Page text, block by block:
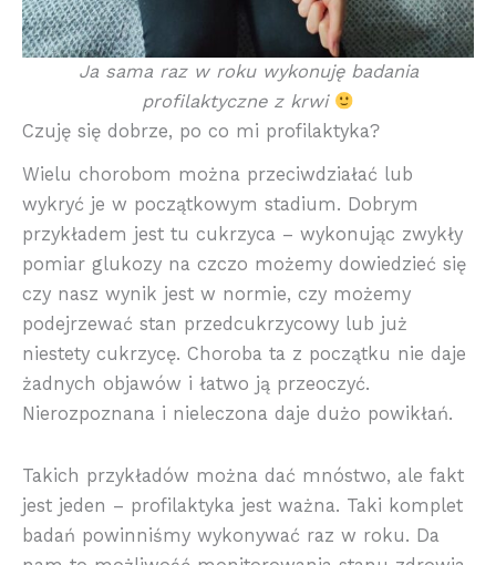
Ja sama raz w roku wykonuję badania
profilaktyczne z krwi
Czuję się dobrze, po co mi profilaktyka?
Wielu chorobom można przeciwdziałać lub
wykryć je w początkowym stadium. Dobrym
przykładem jest tu cukrzyca – wykonując zwykły
pomiar glukozy na czczo możemy dowiedzieć się
czy nasz wynik jest w normie, czy możemy
podejrzewać stan przedcukrzycowy lub już
niestety cukrzycę. Choroba ta z początku nie daje
żadnych objawów i łatwo ją przeoczyć.
Nierozpoznana i nieleczona daje dużo powikłań.
Takich przykładów można dać mnóstwo, ale fakt
jest jeden – profilaktyka jest ważna. Taki komplet
badań powinniśmy wykonywać raz w roku. Da